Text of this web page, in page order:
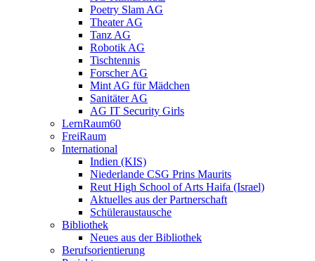
Poetry Slam AG
Theater AG
Tanz AG
Robotik AG
Tischtennis
Forscher AG
Mint AG für Mädchen
Sanitäter AG
AG IT Security Girls
LernRaum60
FreiRaum
International
Indien (KIS)
Niederlande CSG Prins Maurits
Reut High School of Arts Haifa (Israel)
Aktuelles aus der Partnerschaft
Schüleraustausche
Bibliothek
Neues aus der Bibliothek
Berufsorientierung